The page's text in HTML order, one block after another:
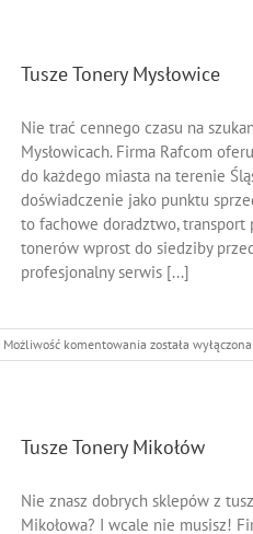
Tusze Tonery Mysłowice
Nie trać cennego czasu na
Mysłowicach. Firma Rafcom
do każdego miasta na terenie
doświadczenie jako punktu
to fachowe doradztwo,
tonerów wprost do siedziby
profesjonalny serwis [...]
Możliwość komentowania Tusze
Tonery
została wyłączona
Tusze Tonery Mikołów
Nie znasz dobrych sklepów z
Mikołowa? I wcale nie musisz!